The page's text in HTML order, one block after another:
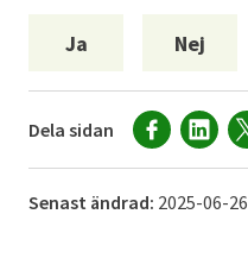
Ja Nej
Dela sidan
Senast ändrad: 2025-06-26